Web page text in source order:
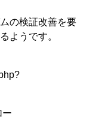
の検証改善を要
ようです。